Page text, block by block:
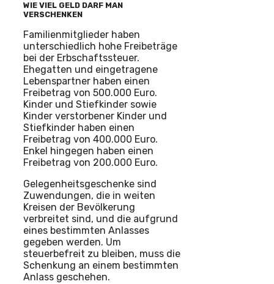
WIE VIEL GELD DARF MAN
VERSCHENKEN
Familienmitglieder haben
unterschiedlich hohe Freibeträge
bei der Erbschaftssteuer.
Ehegatten und eingetragene
Lebenspartner haben einen
Freibetrag von 500.000 Euro.
Kinder und Stiefkinder sowie
Kinder verstorbener Kinder und
Stiefkinder haben einen
Freibetrag von 400.000 Euro.
Enkel hingegen haben einen
Freibetrag von 200.000 Euro.
Gelegenheitsgeschenke sind
Zuwendungen, die in weiten
Kreisen der Bevölkerung
verbreitet sind, und die aufgrund
eines bestimmten Anlasses
gegeben werden. Um
steuerbefreit zu bleiben, muss die
Schenkung an einem bestimmten
Anlass geschehen.